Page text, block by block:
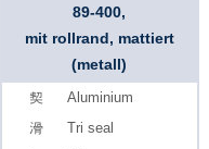
89-400,
mit rollrand, mattiert
(metall)
Aluminium
Tri seal